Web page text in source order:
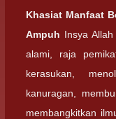
Khasiat Manfaat
Ampuh Insya
alami, raja
kerasukan,
kanuragan,
membangkitkan